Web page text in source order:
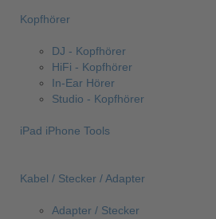
Kopfhörer
DJ - Kopfhörer
HiFi - Kopfhörer
In-Ear Hörer
Studio - Kopfhörer
iPad iPhone Tools
Kabel / Stecker / Adapter
Adapter / Stecker